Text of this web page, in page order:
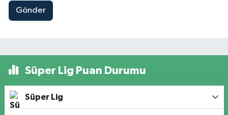
Gönder
Süper Lig Puan Durumu
Süper Lig